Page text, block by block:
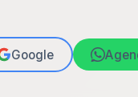
Google